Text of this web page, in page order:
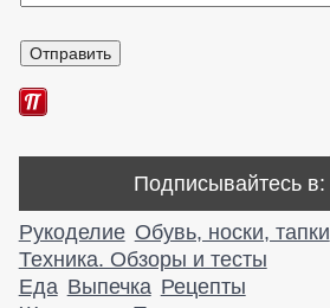
Подписывайтесь в:
Рукоделие Обувь, носки, тапки
Техника. Обзоры и тесты
Еда Выпечка Рецепты